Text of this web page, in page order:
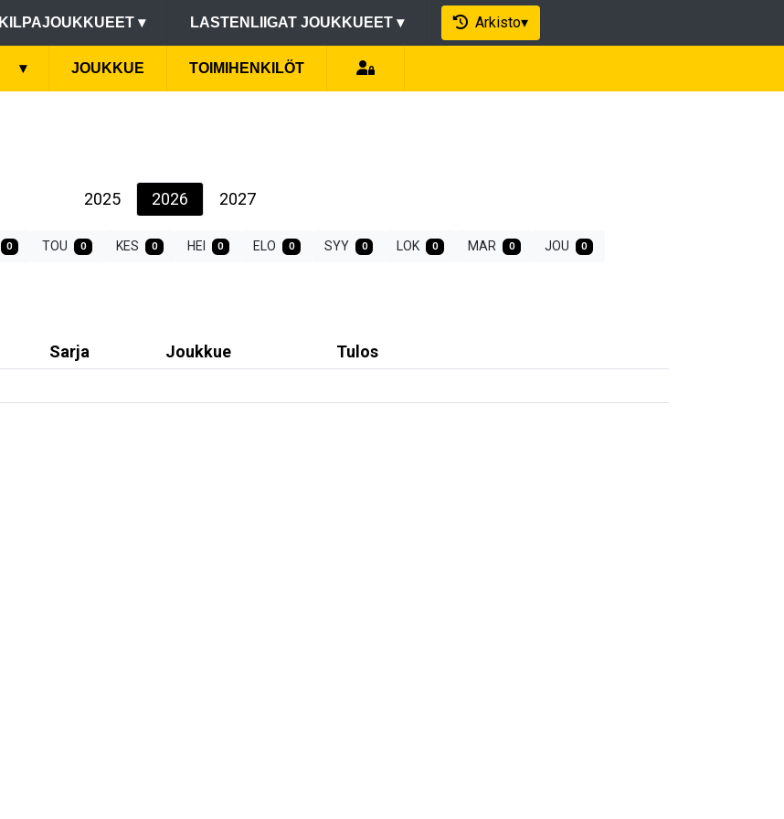
KILPAJOUKKUEET ▾ LASTENLIIGAT JOUKKUEET ▾ Arkisto▾
▾ JOUKKUE TOIMIHENKILÖT
2025 2026 2027
0 TOU 0 KES 0 HEI 0 ELO 0 SYY 0 LOK 0 MAR 0 JOU 0
Sarja Joukkue
Tulos